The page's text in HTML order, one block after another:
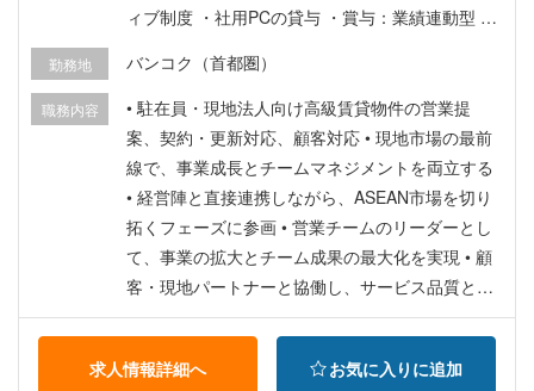
ィブ制度 ・社用PCの貸与 ・賞与：業績連動型 ・
暇、病欠休暇）など各種完備
勤務地 バンコク（首都圏）
職務内容
• 駐在員・現地法人向け高級賃貸物件の営業提
案、契約・更新対応、顧客対応 • 現地市場の最前
線で、事業成長とチームマネジメントを両立する
• 経営陣と直接連携しながら、ASEAN市場を切り
拓くフェーズに参画 • 営業チームのリーダーとし
て、事業の拡大とチーム成果の最大化を実現 • 顧
客・現地パートナーと協働し、サービス品質と顧
客満足度を向上 • ASEANエリアの将来展開を見据
えた営業基盤づくり • 営業戦略の立案・実行（個
人／法人向け高級賃貸） • 営業チーム（日本人／
求人情報詳細へ お気に入りに追加